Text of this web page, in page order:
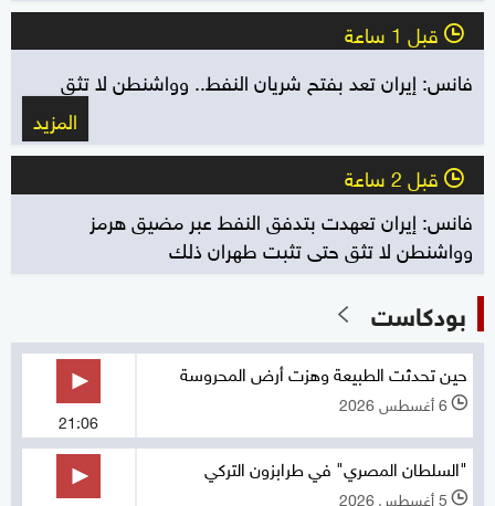
l قبل 1 ساعة
فانس: إيران تعد بفتح شريان النفط.. وواشنطن لا تثق
المزيد
l قبل 2 ساعة
فانس: إيران تعهدت بتدفق النفط عبر مضيق هرمز
وواشنطن لا تثق حتى تثبت طهران ذلك
بودكاست
حين تحدثت الطبيعة وهزت أرض المحروسة
l 6 أغسطس 2026
21:06
"السلطان المصري" في طرابزون التركي
l 5 أغسطس 2026